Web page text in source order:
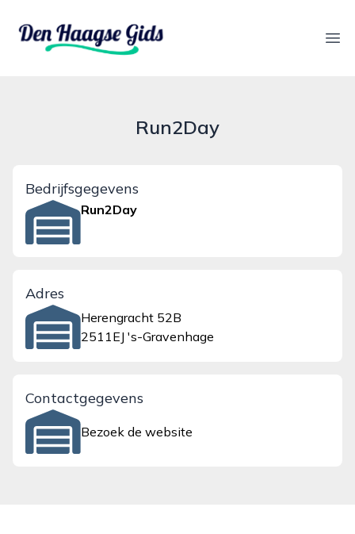
denhaagsegids.nl
Run2Day
Bedrijfsgegevens
Run2Day
Adres
Herengracht 52B
2511EJ 's-Gravenhage
Contactgegevens
Bezoek de website